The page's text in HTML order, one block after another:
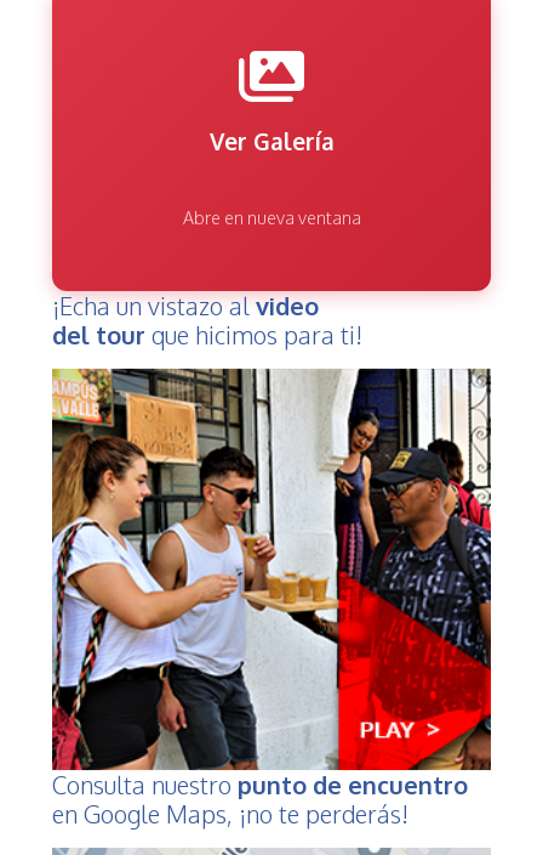
Ver Galería
Abre en nueva ventana
¡Echa un vistazo alvideo
del tour que hicimos para ti!
Consulta nuestro punto de encuentro
en Google Maps, ¡no te perderás!